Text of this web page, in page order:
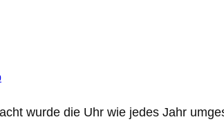
wurde die Uhr wie jedes Jahr